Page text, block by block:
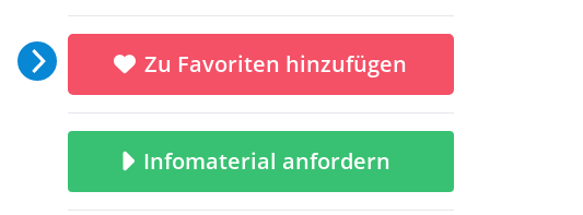
Zu Favoriten hinzufügen
Infomaterial anfordern